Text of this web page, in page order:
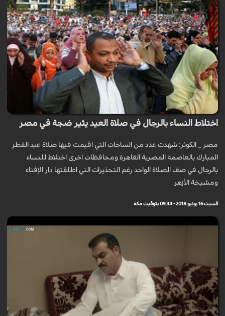
اختلاط النساء بالرجال في صلاة العيد يثير ضجة في مصر
مصر _ الكوثر: شهدت عدد من الساحات التي اقيمت فيها صلاة عيد الفطر
المبارك بالعاصمة المصرية القاهرة ومحافظات اخرى اختلاط للنساء
بالرجال في صف الصلاة الواحد رغم التحذيرات التي اطلقتها دار الإفتاء
ومشيخة الأزهر.
السبت 16 يونيو 2018 - 09:34 بتوقيت مكة